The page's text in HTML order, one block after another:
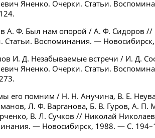
Яненко. Очерки. Статьи.
А. Ф. Был нам опорой / А. Ф. Сидоров
Статьи. Воспоминания. —
И. Д. Незабываемые встречи / И. Д.
Яненко. Очерки. Статьи.
его помним / Н. Н. Анучина, В. Е.
Л. Ф. Варганова, Б. В. Гуров, А. П.
В. Л. Сучков // Николай
— Новосибирск, 1988. — С.